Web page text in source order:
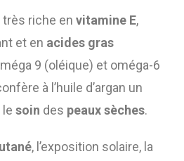
très riche envitamine E,
et en acides gras
9 (oléique) et oméga-6
à l’huile d’argan un
lesoin des peaux sèches.
, l’exposition solaire, la